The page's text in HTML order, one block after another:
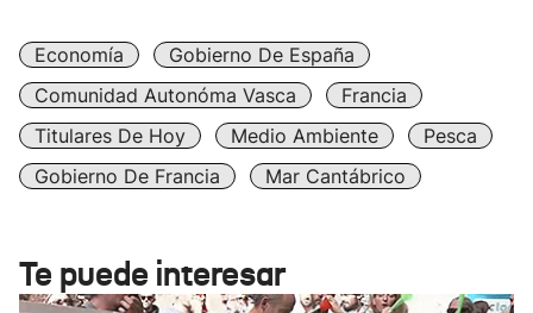
Economía
Gobierno De España
Comunidad Autonóma Vasca
Francia
Titulares De Hoy
Medio Ambiente
Pesca
Gobierno De Francia
Mar Cantábrico
Te puede interesar